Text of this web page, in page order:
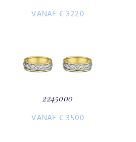
VANAF € 3220
2245000
VANAF € 3500